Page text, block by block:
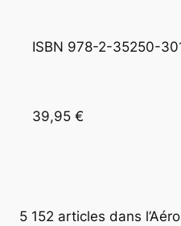
ISBN 978-2-35250-
39,95 €
5 152 articles dans